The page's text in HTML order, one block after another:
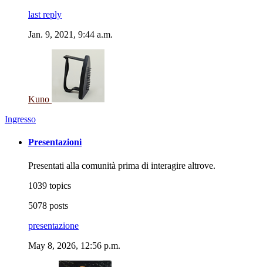
last reply
Jan. 9, 2021, 9:44 a.m.
Kuno
Ingresso
Presentazioni
Presentati alla comunità prima di interagire altrove.
1039 topics
5078 posts
presentazione
May 8, 2026, 12:56 p.m.